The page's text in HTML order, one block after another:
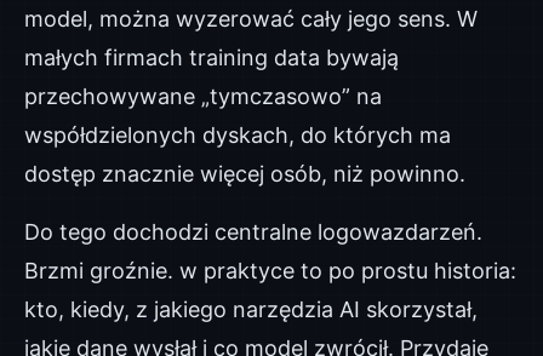
model, można wyzerować cały jego sens. W
małych firmach training data bywają
przechowywane „tymczasowo” na
współdzielonych dyskach, do których ma
dostęp znacznie więcej osób, niż powinno.
Do tego dochodzi centralne logowazdarzeń.
Brzmi groźnie. w praktyce to po prostu historia:
kto, kiedy, z jakiego narzędzia AI skorzystał,
jakie dane wysłał i co model zwrócił. Przydaje